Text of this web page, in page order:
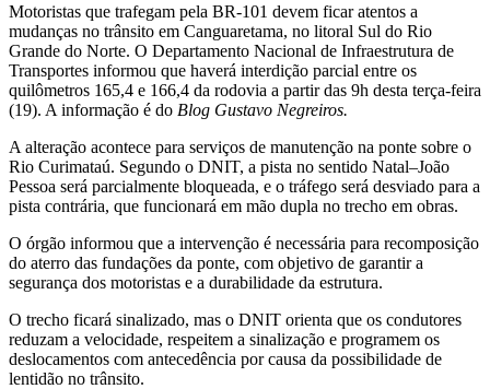
Motoristas que trafegam pela BR-101 devem ficar atentos a
mudanças no trânsito em Canguaretama, no litoral Sul do Rio
Grande do Norte. O Departamento Nacional de Infraestrutura de
Transportes informou que haverá interdição parcial entre os
quilômetros 165,4 e 166,4 da rodovia a partir das 9h desta terça-feira
(19). A informação é do Blog Gustavo Negreiros.
A alteração acontece para serviços de manutenção na ponte sobre o
Rio Curimataú. Segundo o DNIT, a pista no sentido Natal–João
Pessoa será parcialmente bloqueada, e o tráfego será desviado para a
pista contrária, que funcionará em mão dupla no trecho em obras.
O órgão informou que a intervenção é necessária para recomposição
do aterro das fundações da ponte, com objetivo de garantir a
segurança dos motoristas e a durabilidade da estrutura.
O trecho ficará sinalizado, mas o DNIT orienta que os condutores
reduzam a velocidade, respeitem a sinalização e programem os
deslocamentos com antecedência por causa da possibilidade de
lentidão no trânsito.